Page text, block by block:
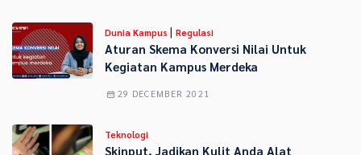
Dunia Kampus | Regulasi
Aturan Skema Konversi Nilai Untuk
Kegiatan Kampus Merdeka
29 DECEMBER 2021
Teknologi
Skinput, Jadikan Kulit Anda Alat